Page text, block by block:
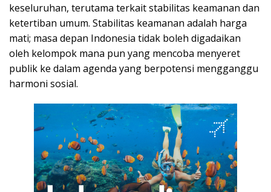
keseluruhan, terutama terkait stabilitas keamanan dan
ketertiban umum. Stabilitas keamanan adalah harga
mati; masa depan Indonesia tidak boleh digadaikan
oleh kelompok mana pun yang mencoba menyeret
publik ke dalam agenda yang berpotensi mengganggu
harmoni sosial.